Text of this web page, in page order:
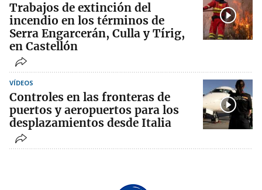
Trabajos de extinción del
incendio en los términos de
Serra Engarcerán, Culla y Tírig,
en Castellón
VÍDEOS
Controles en las fronteras de
puertos y aeropuertos para los
desplazamientos desde Italia